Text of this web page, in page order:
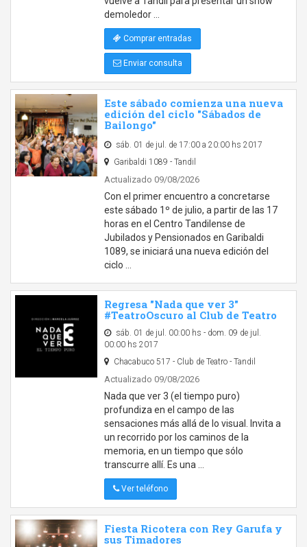
demoledor …
Comprar entradas
Enviar consulta
Este sábado comienza una nueva
edición del ciclo "Sábados de
Bailongo"
sáb. 01 de jul. de 17:00 a 20:00 hs 2017
Garibaldi 1089 - Tandil
Actualizado 09/08/2026
Con el primer encuentro a concretarse
este sábado 1º de julio, a partir de las 17
horas en el Centro Tandilense de
Jubilados y Pensionados en Garibaldi
1089, se iniciará una nueva edición del
ciclo …
Regresa "Nada que ver 3"
#TeatroOscuro al Club de Teatro
sáb. 01 de jul. 00:00 hs - dom. 09 de jul.
00:00 hs 2017
Chacabuco 517 - Club de Teatro - Tandil
Actualizado 09/08/2026
Nada que ver 3 (el tiempo puro)
profundiza en el campo de las
sensaciones más allá de lo visual. Invita a
un recorrido por los caminos de la
memoria, en un tiempo que sólo
transcurre allí. Es una …
Ver teléfono
Fiesta Ricotera con Rey Garufa y
sus Timadores